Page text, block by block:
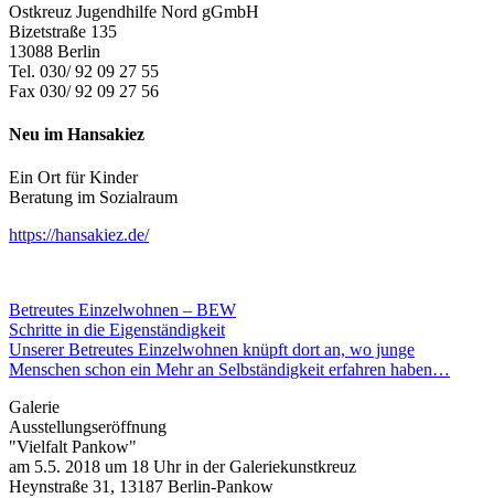
Ostkreuz Jugendhilfe Nord gGmbH
Bizetstraße 135
13088 Berlin
Tel. 030/ 92 09 27 55
Fax 030/ 92 09 27 56
Neu im Hansakiez
Ein Ort für Kinder
Beratung im Sozialraum
https://hansakiez.de/
Betreutes Einzelwohnen – BEW
Schritte in die Eigenständigkeit
Unserer Betreutes Einzelwohnen knüpft dort an, wo junge
Menschen schon ein Mehr an Selbständigkeit erfahren haben…
Galerie
Ausstellungseröffnung
"Vielfalt Pankow"
am 5.5. 2018 um 18 Uhr in der Galeriekunstkreuz
Heynstraße 31, 13187 Berlin-Pankow